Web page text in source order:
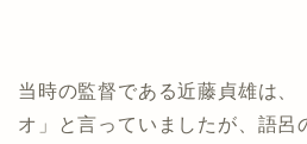
当時の監督である近藤貞雄は、
オ」と言っていましたが、語呂